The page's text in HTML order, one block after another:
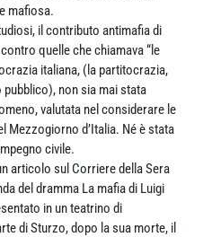
mafiosa.
il contributo antimafia di
quelle che chiamava “le
italiana, (la partitocrazia,
pubblico), non sia mai stata
valutata nel considerare le
Mezzogiorno d’Italia. Né è stata
civile.
articolo sul Corriere della Sera
del dramma La mafia di Luigi
in un teatrino di
di Sturzo, dopo la sua morte, il